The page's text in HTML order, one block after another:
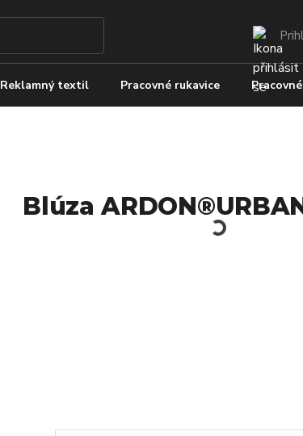
Reklamný textil Pracovné rukavice
Blúza